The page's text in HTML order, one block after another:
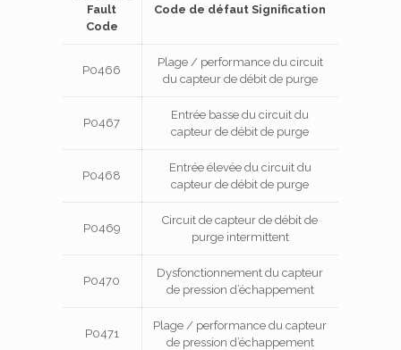
Fault
Code
Code de défaut Signification
P0466
Plage / performance du circuit
du capteur de débit de purge
P0467
Entrée basse du circuit du
capteur de débit de purge
P0468
Entrée élevée du circuit du
capteur de débit de purge
P0469
Circuit de capteur de débit de
purge intermittent
P0470
Dysfonctionnement du capteur
de pression d’échappement
P0471
Plage / performance du capteur
de pression d’échappement